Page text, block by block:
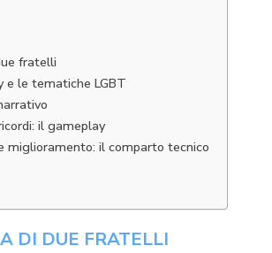
fratelli
e le tematiche LGBT
il gameplay
miglioramento: il comparto tecnico
DI DUE FRATELLI